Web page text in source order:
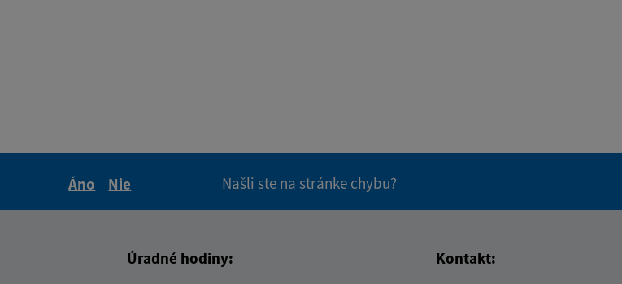
Áno
Nie
Našli ste na stránke chybu?
Úradné hodiny: Kontakt: